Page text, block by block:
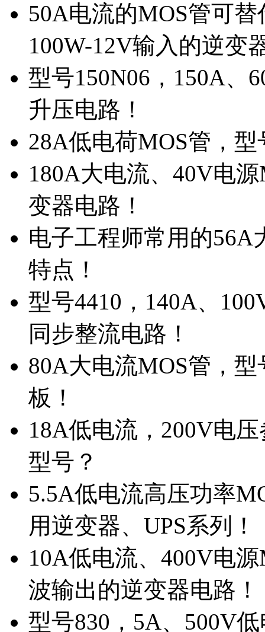
50A电流的MOS管可
100W-12V输入的逆变
型号150N06，150A、
升压电路！
28A低电荷MOS管，
180A大电流、40V电
变器电路！
电子工程师常用的56A
特点！
型号4410，140A、
同步整流电路！
80A大电流MOS管，
板！
18A低电流，200V电
型号？
5.5A低电流高压功率
用逆变器、UPS系列！
10A低电流、400V电
波输出的逆变器电路！
型号830，5A、500V